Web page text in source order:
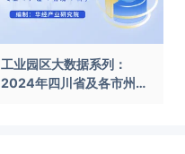
工业园区大数据系列：
2024年四川省及各市州工